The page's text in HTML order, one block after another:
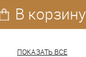
В корзину
ПОКАЗАТЬ ЕЩЕ
ПОКАЗАТЬ ВСЕ